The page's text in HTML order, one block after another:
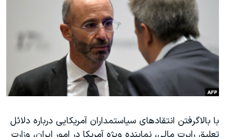
فرهنگ و زندگی
حقوق شهروندی
اقتصادی
اسرائیل در جنگ
آرشیو پخش زنده
مستندها
انتخابات ریاست جمهوری آمریکا ۲۰۲۴
حمله جمهوری اسلامی به اسرائیل
ورزش زنان در ایران
مجموعه مستندهای دادخواهی
دنبال کنید
زبانهای مختلف
با بالاگرفتن انتقادهای سیاستمداران آمریکایی درباره دلائل